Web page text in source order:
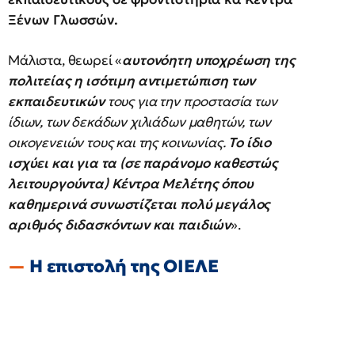
Ξένων Γλωσσών.
Μάλιστα, θεωρεί «αυτονόητη υποχρέωση της
πολιτείας η ισότιμη αντιμετώπιση των
εκπαιδευτικώντους για την προστασία των
ίδιων, των δεκάδων χιλιάδων μαθητών, των
οικογενειών τους και της κοινωνίας. Το ίδιο
ισχύει και για τα (σε παράνομο καθεστώς
λειτουργούντα) Κέντρα Μελέτης όπου
καθημερινά συνωστίζεται πολύ μεγάλος
αριθμός διδασκόντων και παιδιών».
Η επιστολή της ΟΙΕΛΕ